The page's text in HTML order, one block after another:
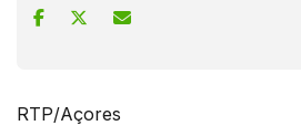
RTP/Açores